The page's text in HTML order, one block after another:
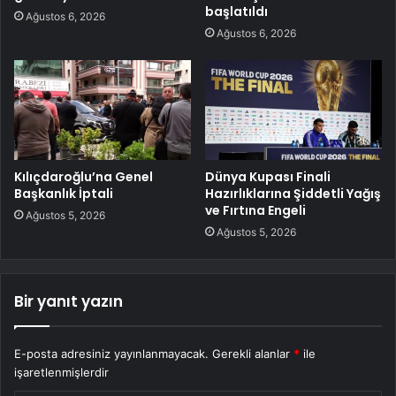
Ağustos 6, 2026
başlatıldı
Ağustos 6, 2026
Kılıçdaroğlu’na Genel
Başkanlık İptali
Ağustos 5, 2026
Dünya Kupası Finali
Hazırlıklarına Şiddetli Yağış
ve Fırtına Engeli
Ağustos 5, 2026
Bir yanıt yazın
E-posta adresiniz yayınlanmayacak. Gerekli alanlar * ile
işaretlenmişlerdir